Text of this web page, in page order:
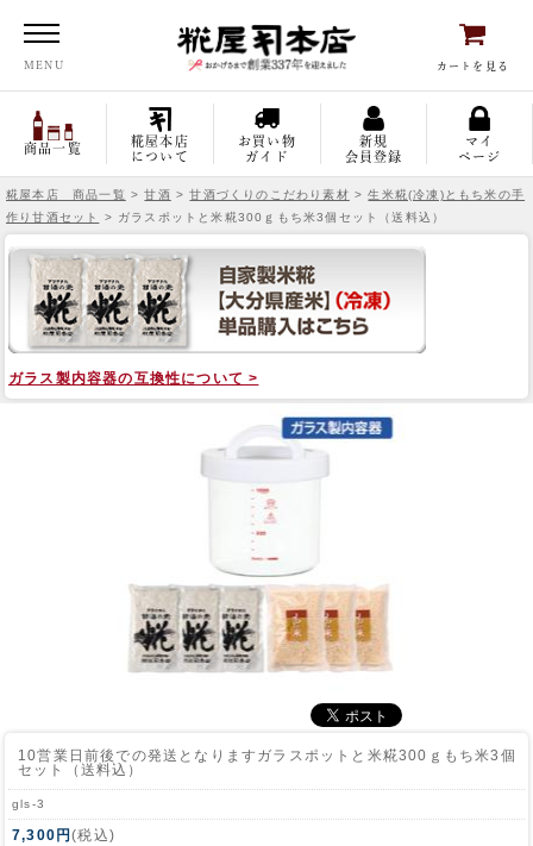
MENU カートを見る
商品一覧
糀屋本店
について
お買い物
ガイド
新規
会員登録
マイ
ページ
糀屋本店 商品一覧 >甘酒 >甘酒づくりのこだわり素材 >生米糀(冷凍)ともち米の手
作り甘酒セット
> ガラスポットと米糀300ｇもち米3個セット（送料込）
ガラス製内容器の互換性について >
10営業日前後での発送となります ガラスポットと米糀300ｇもち米3個
セット（送料込）
gls-3
7,300円(税込)